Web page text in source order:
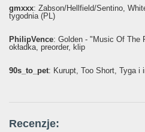
gmxxx: Żabson/Hellfield/Sentino,
tygodnia (PL)
PhilipVence: Golden - "Music Of The
okładka, preorder, klip
90s_to_pet: Kurupt, Too Short, Tyga i
Recenzje: